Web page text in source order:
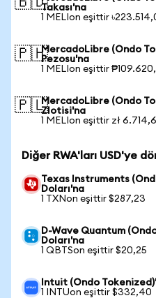
Takası'na
1 MELIon eşittir
🇵🇭MercadoLibre (Ondo
Pezosu'na
1 MELIon eşittir
🇵🇱MercadoLibre (Ondo
Zlotisi'na
1 MELIon eşittir zł
Diğer RWA'ları USD'ye
Texas Instruments
Doları'na
1 TXNon eşittir $287,23
D-Wave Quantum
Doları'na
1 QBTSon eşittir $20,25
Intuit (Ondo
1 INTUon eşittir $332,40